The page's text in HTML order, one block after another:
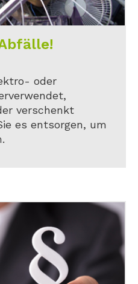
oder
verschenkt
es entsorgen, um